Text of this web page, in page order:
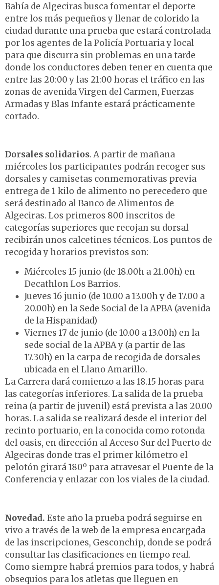
Bahía de Algeciras busca fomentar el deporte
entre los más pequeños y llenar de colorido la
ciudad durante una prueba que estará controlada
por los agentes de la Policía Portuaria y local
para que discurra sin problemas en una tarde
donde los conductores deben tener en cuenta que
entre las 20:00 y las 21:00 horas el tráfico en las
zonas de avenida Virgen del Carmen, Fuerzas
Armadas y Blas Infante estará prácticamente
cortado.
Dorsales solidarios. A partir de mañana
miércoles los participantes podrán recoger sus
dorsales y camisetas conmemorativas previa
entrega de 1 kilo de alimento no perecedero que
será destinado al Banco de Alimentos de
Algeciras. Los primeros 800 inscritos de
categorías superiores que recojan su dorsal
recibirán unos calcetines técnicos. Los puntos de
recogida y horarios previstos son:
Miércoles 15 junio (de 18.00h a 21.00h) en
Decathlon Los Barrios.
Jueves 16 junio (de 10.00 a 13.00h y de 17.00 a
20.00h) en la Sede Social de la APBA (avenida
de la Hispanidad)
Viernes 17 de junio (de 10.00 a 13.00h) en la
sede social de la APBA y (a partir de las
17.30h) en la carpa de recogida de dorsales
ubicada en el Llano Amarillo.
La Carrera dará comienzo a las 18.15 horas para
las categorías inferiores. La salida de la prueba
reina (a partir de juvenil) está prevista a las 20.00
horas. La salida se realizará desde el interior del
recinto portuario, en la conocida como rotonda
del oasis, en dirección al Acceso Sur del Puerto de
Algeciras donde tras el primer kilómetro el
pelotón girará 180º para atravesar el Puente de la
Conferencia y enlazar con los viales de la ciudad.
Novedad. Este año la prueba podrá seguirse en
vivo a través de la web de la empresa encargada
de las inscripciones, Gesconchip, donde se podrá
consultar las clasificaciones en tiempo real.
Como siempre habrá premios para todos, y habrá
obsequios para los atletas que lleguen en